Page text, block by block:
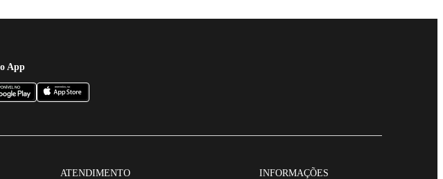
App
ATENDIMENTO INFORMAÇÕES